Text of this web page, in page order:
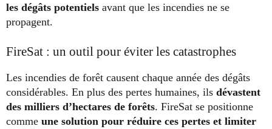
les dégâts potentiels avant que les incendies ne se
propagent.
FireSat : un outil pour éviter les catastrophes
Les incendies de forêt causent chaque année des dégâts
considérables. En plus des pertes humaines, ils dévastent
des milliers d’hectares de forêts. FireSat se positionne
comme une solution pour réduire ces pertes et limiter